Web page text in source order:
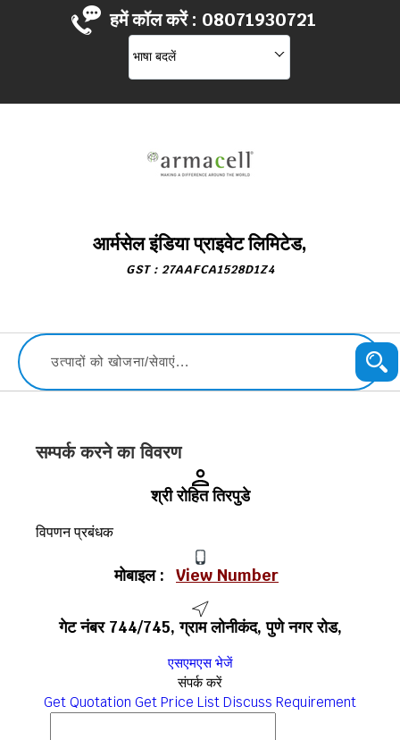
हमें कॉल करें : 08071930721
भाषा बदलें
आर्मसेल इंडिया प्राइवेट लिमिटेड,
GST : 27AAFCA1528D1Z4
सम्पर्क करने का विवरण
श्री रोहित तिरपुडे
विपणन प्रबंधक
मोबाइल : View Number
गेट नंबर 744/745, ग्राम लोनीकंद, पुणे नगर रोड,
एसएमएस भेजें
संपर्क करें
Get Quotation Get Price List Discuss Requirement